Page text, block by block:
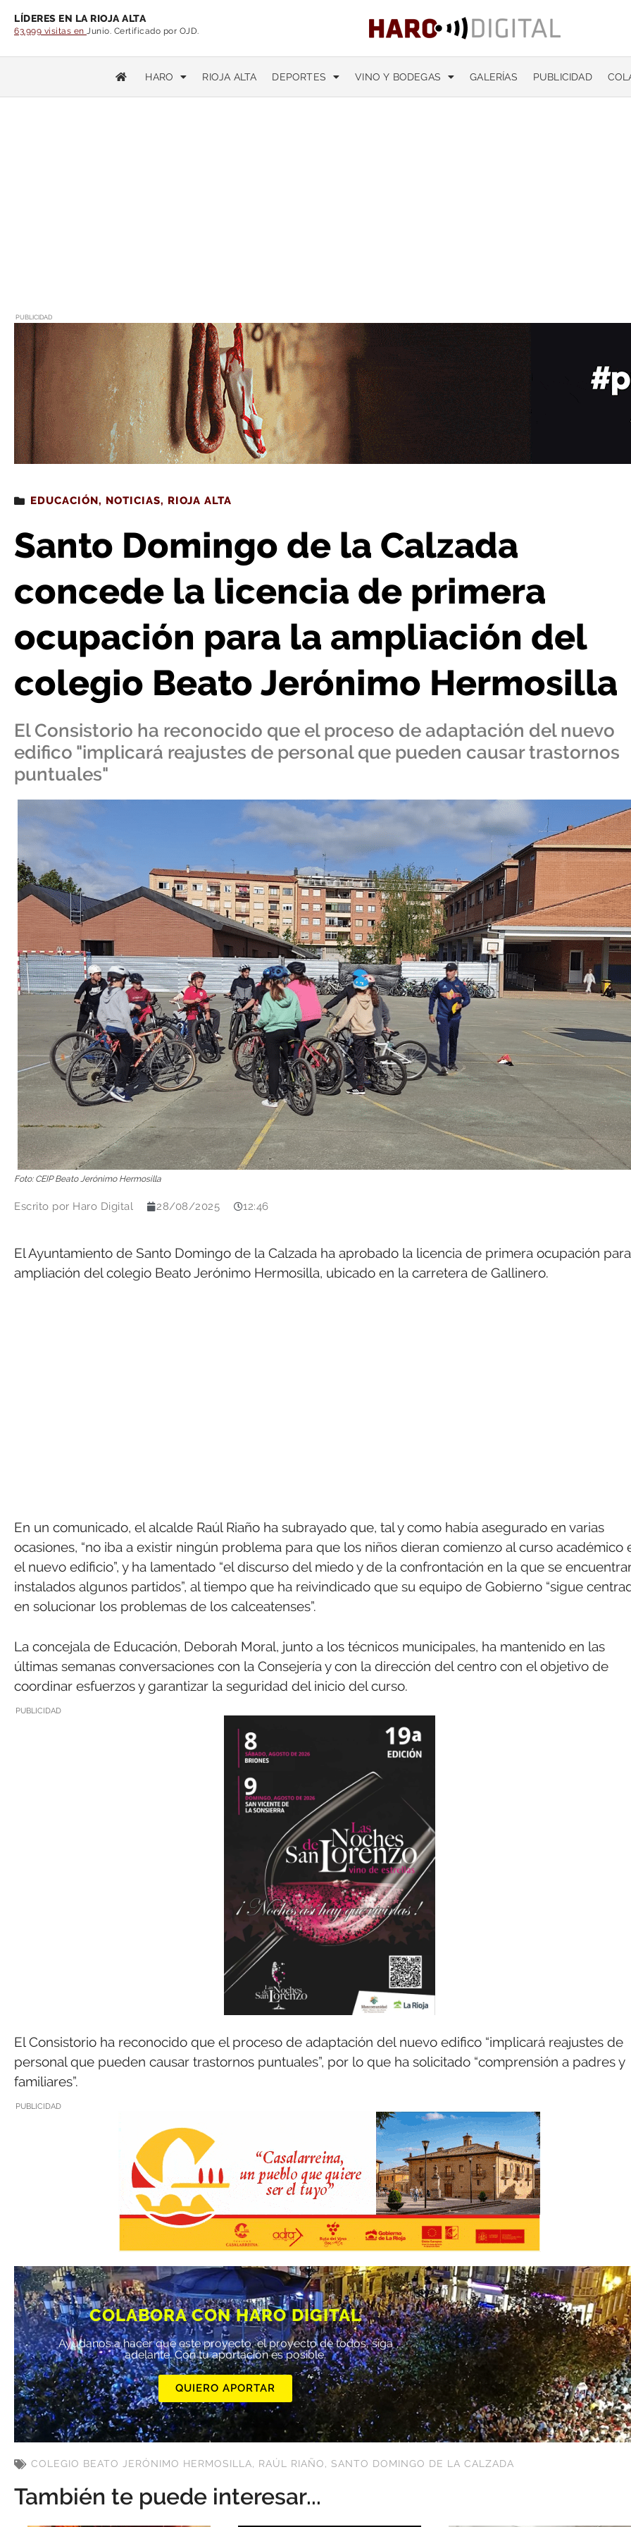
LÍDERES EN LA RIOJA ALTA
63.999 visitas en Junio. Certificado por OJD.
HARO RIOJA ALTA DEPORTES VINO Y BODEGAS GALERÍAS PUBLICIDAD
PUBLICIDAD
Estás leyendo: Santo Domingo de la Calzada concede la licencia de primera ocupación para la ampliación del colegio Beato Jerónimo Hermosilla
EDUCACIÓN, NOTICIAS, RIOJA ALTA
Santo Domingo de la Calzada
concede la licencia de primera
ocupación para la ampliación del
colegio Beato Jerónimo Hermosilla
El Consistorio ha reconocido que el proceso de adaptación del nuevo
edifico "implicará reajustes de personal que pueden causar trastornos
puntuales"
Foto: CEIP Beato Jerónimo Hermosilla
Escrito por Haro Digital 28/08/2025 12:46
El Ayuntamiento de Santo Domingo de la Calzada ha aprobado la licencia de primera ocupación
ampliación del colegio Beato Jerónimo Hermosilla, ubicado en la carretera de Gallinero.
En un comunicado, el alcalde Raúl Riaño ha subrayado que, tal y como había asegurado en varias
ocasiones, “no iba a existir ningún problema para que los niños dieran comienzo al curso académico
el nuevo edificio”, y ha lamentado “el discurso del miedo y de la confrontación en la que se
instalados algunos partidos”, al tiempo que ha reivindicado que su equipo de Gobierno “sigue
en solucionar los problemas de los calceatenses”.
La concejala de Educación, Deborah Moral, junto a los técnicos municipales, ha mantenido en las
últimas semanas conversaciones con la Consejería y con la dirección del centro con el objetivo de
coordinar esfuerzos y garantizar la seguridad del inicio del curso.
PUBLICIDAD
El Consistorio ha reconocido que el proceso de adaptación del nuevo edifico “implicará reajustes de
personal que pueden causar trastornos puntuales”, por lo que ha solicitado “comprensión a padres y
familiares”.
PUBLICIDAD
COLABORA CON HARO DIGITAL
Ayúdanos a hacer que este proyecto, el proyecto de todos, siga
adelante. Con tu aportación es posible.
QUIERO APORTAR
COLEGIO BEATO JERÓNIMO HERMOSILLA, RAÚL RIAÑO, SANTO DOMINGO DE LA CALZADA
También te puede interesar...